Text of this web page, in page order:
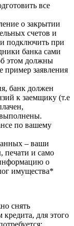
все
о закрытии
счетов и
подключить при
банка сами
этом должны
пример заявления
банк должен
к заемщику (т.е
выполнены.
по вашему
– ваши
печати и само
о
имущества*
снять
кредита, для этого